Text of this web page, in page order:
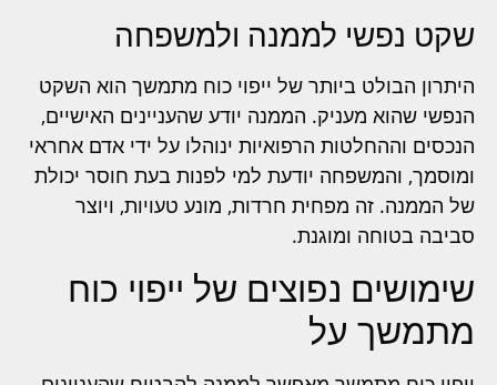
שקט נפשי לממנה ולמשפחה
היתרון הבולט ביותר של ייפוי כוח מתמשך הוא השקט
הנפשי שהוא מעניק. הממנה יודע שהעניינים האישיים,
הנכסים וההחלטות הרפואיות ינוהלו על ידי אדם אחראי
ומוסמך, והמשפחה יודעת למי לפנות בעת חוסר יכולת
של הממנה. זה מפחית חרדות, מונע טעויות, ויוצר
סביבה בטוחה ומוגנת.
שימושים נפוצים של ייפוי כוח
מתמשך על